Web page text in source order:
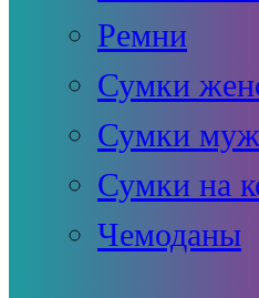
Ремни
Сумки
Сумки
Сумки на
Чемоданы